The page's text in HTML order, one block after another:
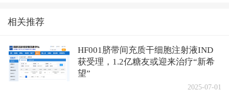
相关推荐
HF001脐带间充质干细胞注射液IND
获受理，1.2亿糖友或迎来治疗“新希
望”
2025-07-01